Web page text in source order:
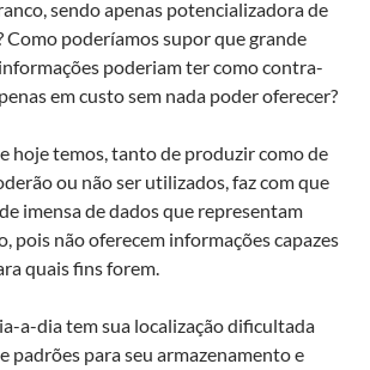
sendo apenas potencializadora de
Como poderíamos supor que grande
poderiam ter como contra-
em custo sem nada poder oferecer?
hoje temos, tanto de produzir como de
ou não ser utilizados, faz com que
imensa de dados que representam
pois não oferecem informações capazes
quais fins forem.
a-dia tem sua localização dificultada
padrões para seu armazenamento e